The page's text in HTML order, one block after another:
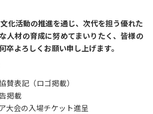
化活動の推進を通じ、次代を担う優れた
人材の育成に努めてまいりたく、皆様の
卒よろしくお願い申し上げます。
賛表記（ロゴ掲載）
掲載
大会の入場チケット進呈